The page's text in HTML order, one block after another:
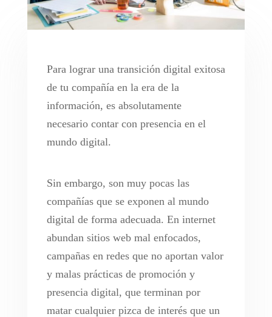
Para lograr una transición digital exitosa
de tu compañía en la era de la
información, es absolutamente
necesario contar con presencia en el
mundo digital.
Sin embargo, son muy pocas las
compañías que se exponen al mundo
digital de forma adecuada. En internet
abundan sitios web mal enfocados,
campañas en redes que no aportan valor
y malas prácticas de promoción y
presencia digital, que terminan por
matar cualquier pizca de interés que un